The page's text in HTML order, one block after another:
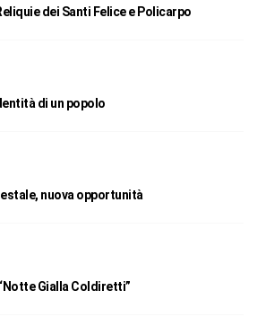
dei Santi Felice e Policarpo
di un popolo
nuova opportunità
Gialla Coldiretti”